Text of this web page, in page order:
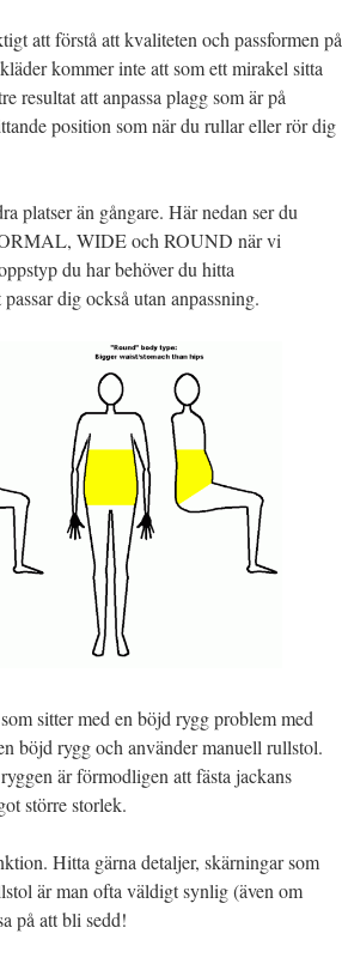
att förstå att kvaliteten och passformen på
kommer inte att som ett mirakel sitta
resultat att anpassa plagg som är på
position som när du rullar eller rör dig
platser än gångare. Här nedan ser du
WIDE och ROUND när vi
du har behöver du hitta
dig också utan anpassning.
sitter med en böjd rygg problem med
böjd rygg och använder manuell rullstol.
är förmodligen att fästa jackans
större storlek.
Hitta gärna detaljer, skärningar som
är man ofta väldigt synlig (även om
på att bli sedd!